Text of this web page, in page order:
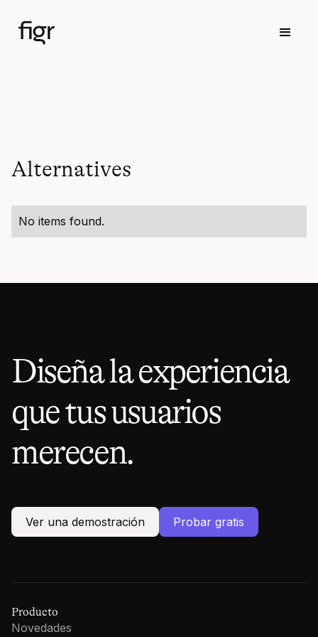
Alternatives
No items found.
Diseña la experiencia
que tus usuarios
merecen.
Ver una demostración Probar gratis
Producto
Novedades